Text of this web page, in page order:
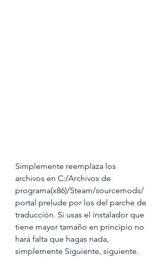
Simplemente reemplaza los
archivos en C:/Archivos de
programa(x86)/Steam/sourcemods/
portal prelude por los del parche de
traducción. Si usas el instalador que
tiene mayor tamaño en principio no
hará falta que hagas nada,
simplemente Siguiente, siguiente.